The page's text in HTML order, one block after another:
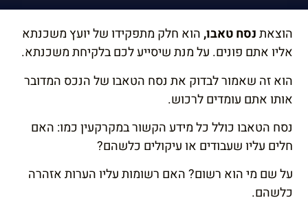
סמן קישורים
לאפס
את
כל
האפשרויות
cached
השארת משוב
הוצאתנסח טאבו,הוא חלק מתפקידו של יועץ משכנתא
אליו אתם פונים. על מנת שיסייע לכם בלקיחת משכנתא.
הוא זה שאמור לבדוק את נסח הטאבו של הנכס המדובר
אותו אתם עומדים לרכוש.
נסח הטאבו כולל כל מידע הקשור במקרקעין כמו: האם
חלים עליו שעבודים או עיקולים כלשהם?
על שם מי הוא רשום? האם רשומות עליו הערות אזהרה
כלשהם.